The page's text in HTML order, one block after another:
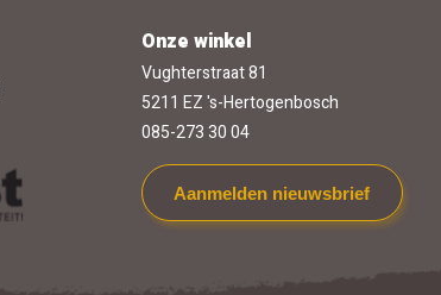
Onze winkel
Vughterstraat 81
5211 EZ 's-Hertogenbosch
085-273 30 04
Aanmelden nieuwsbrief